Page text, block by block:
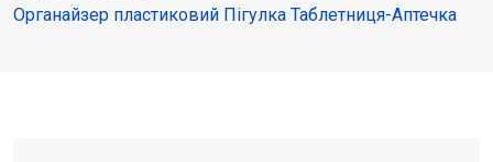
Органайзер пластиковий Пігулка Таблетниця-Аптечка